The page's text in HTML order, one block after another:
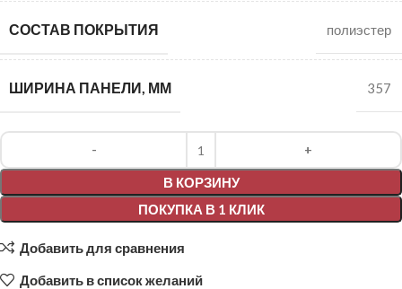
СОСТАВ ПОКРЫТИЯ полиэстер
ШИРИНА ПАНЕЛИ, ММ 357
В КОРЗИНУ
ПОКУПКА В 1 КЛИК
Alternative:
Добавить для сравнения
Добавить в список желаний